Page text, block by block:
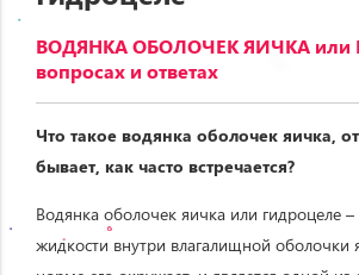
ВОДЯНКА ОБОЛОЧЕК ЯИЧКА или
вопросах и ответах
Что такое водянка оболочек яичка,
бывает, как часто встречается?
Водянка оболочек яичка или гидроцеле –
жидкости внутри влагалищной оболочки